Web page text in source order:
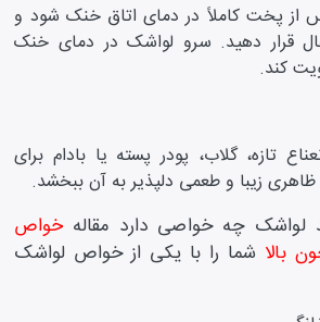
از پخت کاملاً در دمای اتاق خنک شود و
قرار دهید. سرو لواشک در دمای خنک
کند.
تازه، گلاب، پودر پسته یا بادام برای
زیبا و طعمی دلپذیر به آن ببخشد.
لواشک چه خواصی دارد مقاله خواص
بالا شما را با یکی از خواص لواشک